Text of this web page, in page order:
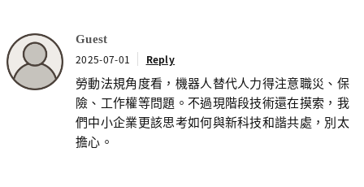
Guest
2025-07-01 Reply
勞動法規角度看，機器人替代人力得注意職災、保
險、工作權等問題。不過現階段技術還在摸索，我
們中小企業更該思考如何與新科技和諧共處，別太
擔心。